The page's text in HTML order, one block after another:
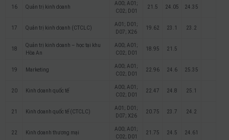
16 Quản trị kinh doanh
A00; A01;
C02; D01
21.5 24.05 24.35
17 Quản trị kinh doanh (CTCLC)
A01; D01;
D07; X26
19.62 23.1 23.2
18
Quản trị kinh doanh – học tại khu
Hòa An
A00; A01;
C02; D01
18.95 21.5
19 Marketing
A00; A01;
C02; D01
22.96 24.6 25.35
20 Kinh doanh quốc tế
A00; A01;
C02; D01
22.47 24.8 25.1
21 Kinh doanh quốc tế (CTCLC)
A01; D01;
D07; X26
20.75 23.7 24.2
22 Kinh doanh thương mại
A00; A01;
C02; D01
21.75 24.5 24.61